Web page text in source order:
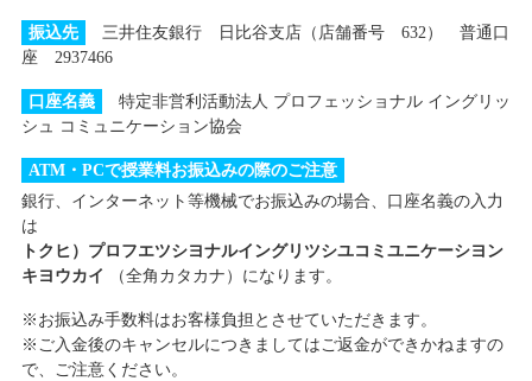
振込先
三井住友銀行 日比谷支店（店舗番号 632） 普通口
座 2937466
口座名義
特定非営利活動法人 プロフェッショナル イングリッ
シュ コミュニケーション協会
ATM・PCで授業料お振込みの際のご注意
銀行、インターネット等機械でお振込みの場合、口座名義の入力
は
トクヒ）プロフエツシヨナルイングリツシユコミユニケーシヨン
キヨウカイ
（全角カタカナ）になります。
※お振込み手数料はお客様負担とさせていただきます。
※ご入金後のキャンセルにつきましてはご返金ができかねますの
で、ご注意ください。